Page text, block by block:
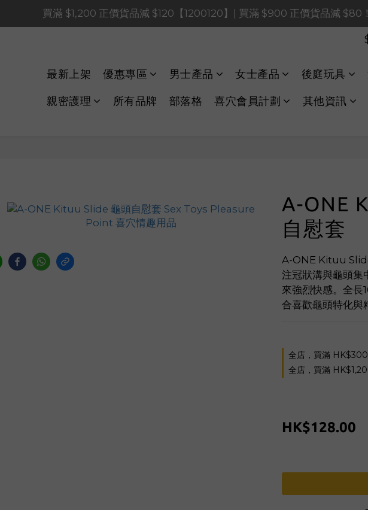
買滿 $1,200 正價貨品減 $120【1200120】| 買滿 $900 正價貨品減
買滿 $1,200 正價貨品減 $120【1200120】| 買滿 $900 正價貨品減
買滿 $600 正價貨品減 $40【60040】| 買滿 $400 正價貨品減 $20
📢 系統維護通知 – SHOPLINE Payments FPS將於 2026 年 8 月 9 日（日）凌晨
買滿 $1,200 正價貨品減 $120【1200120】| 買滿 $900 正價貨品減
最新上架 優惠專區 男士產品 女士產品 後庭玩具
親密護理 所有品牌 部落格 喜穴會員計劃 其他資訊
A-ONE
自慰套
A-ONE Kituu
注冠狀溝與龜頭集
來強烈快感。全
合喜歡龜頭特化與
全店，買滿
全店，買滿
HK$128.00